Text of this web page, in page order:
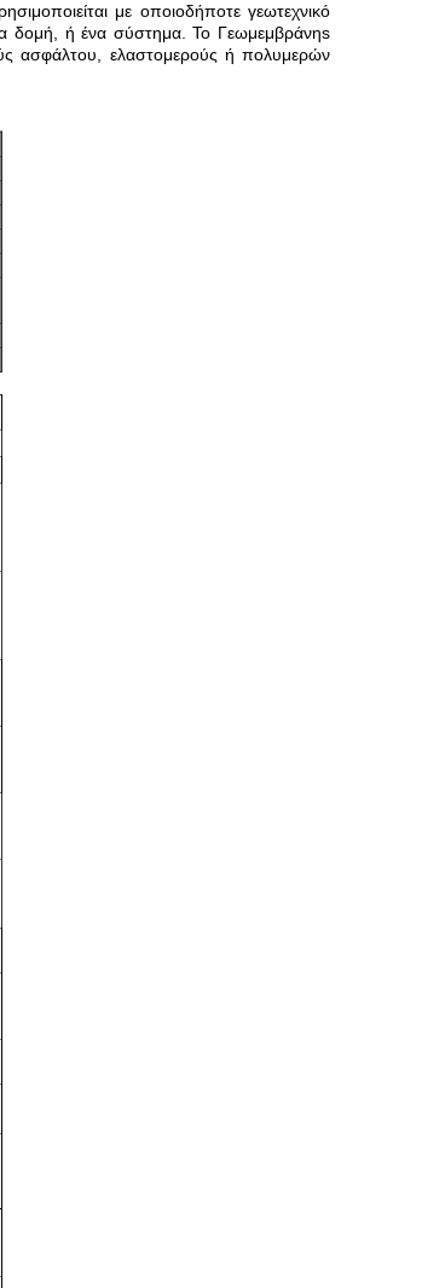
με οποιοδήποτε γεωτεχνικό
δομή, ή ένα σύστημα. Το Γεωμεμβράνηs
ασφάλτου, ελαστομερούς ή πολυμερών